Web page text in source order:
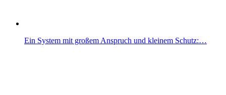
Ein System mit großem Anspruch und kleinem Schutz:…